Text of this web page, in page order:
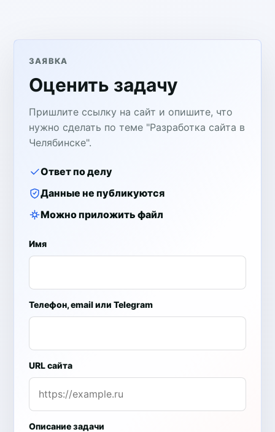
ЗАЯВКА
Оценить задачу
Пришлите ссылку на сайт и опишите, что
нужно сделать по теме "Разработка сайта в
Челябинске".
Ответ по делу
Данные не публикуются
Можно приложить файл
Имя
Телефон, email или Telegram
URL сайта
Описание задачи